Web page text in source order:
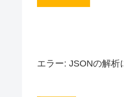
エラー: JSONの解析